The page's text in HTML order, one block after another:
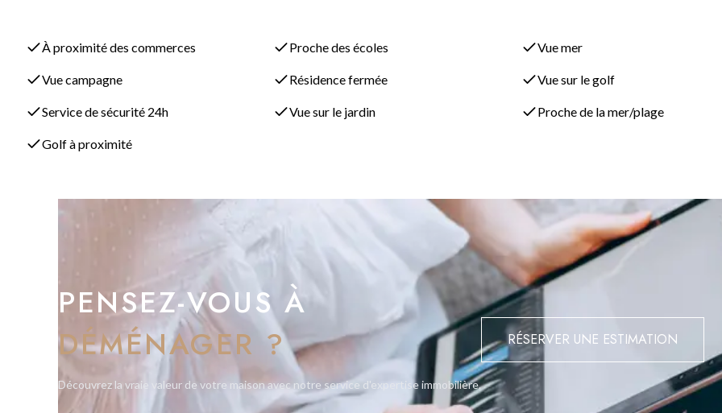
Prix par m2 : 350 €.
Taxes : La TVA de 21 % est applicable.
À proximité des commerces Proche des écoles Vue mer
Vue campagne Résidence fermée Vue sur le golf
Service de sécurité 24h Vue sur le jardin Proche de la mer/plage
Golf à proximité
PENSEZ-VOUS À
DÉMÉNAGER ?
Découvrez la vraie valeur de votre maison avec notre service d'expertise immobilière.
RÉSERVER UNE ESTIMATION